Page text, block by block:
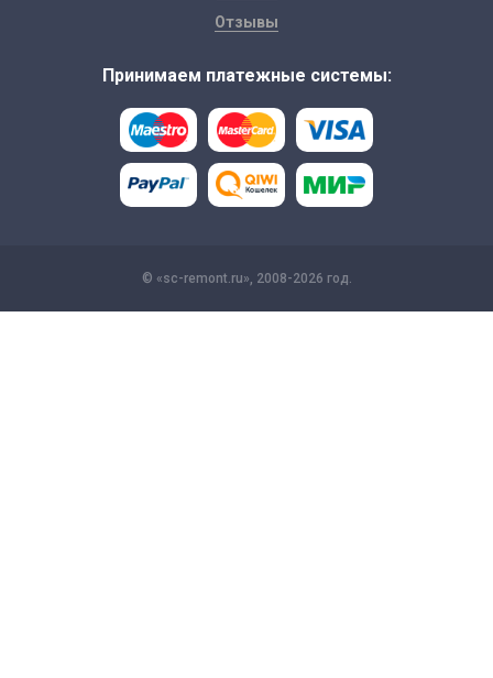
Отзывы
Принимаем платежные системы:
© «sc-remont.ru», 2008-2026 год.